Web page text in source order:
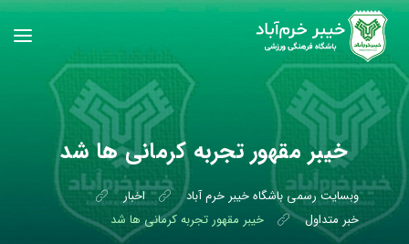
خیبر مقهور تجربه کرمانی ها شد
وبسایت رسمی باشگاه خیبر خرم آباد
اخبار
خبر متداول
خیبر مقهور تجربه کرمانی ها شد